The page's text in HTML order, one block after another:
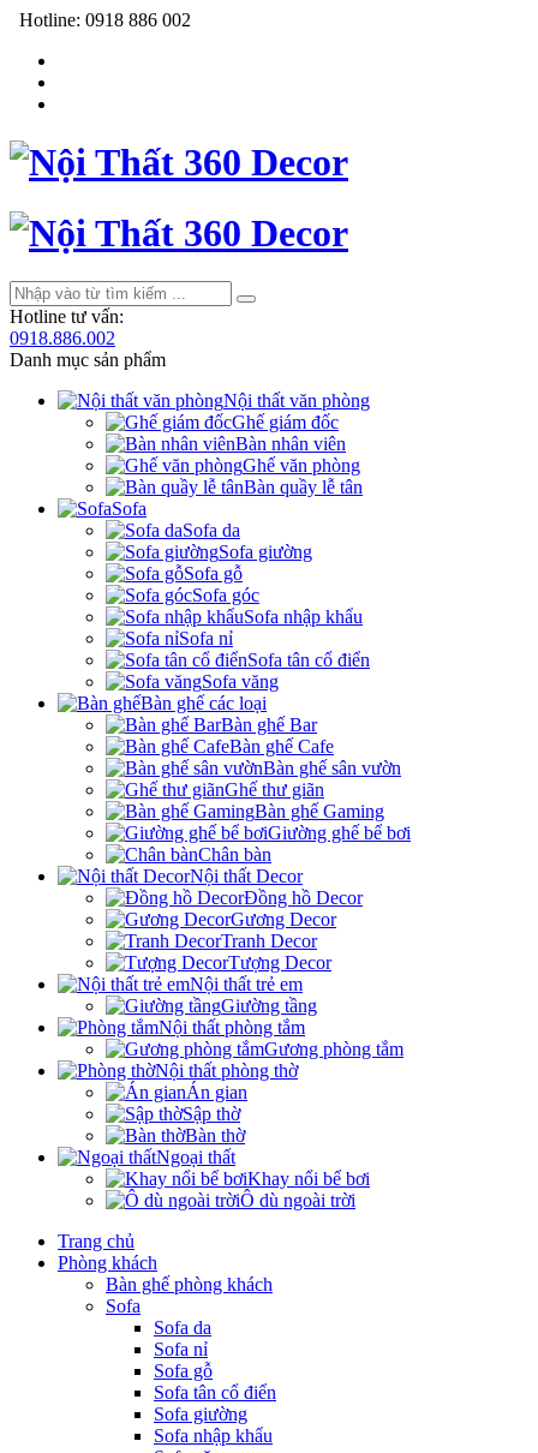
Hotline: 0918 886 002
Hotline tư vấn:
0918.886.002
Danh mục sản phẩm
Nội thất văn phòng
Ghế giám đốc
Bàn nhân viên
Ghế văn phòng
Bàn quầy lễ tân
Sofa
Sofa da
Sofa giường
Sofa gỗ
Sofa góc
Sofa nhập khẩu
Sofa nỉ
Sofa tân cổ điển
Sofa văng
Bàn ghế các loại
Bàn ghế Bar
Bàn ghế Cafe
Bàn ghế sân vườn
Ghế thư giãn
Bàn ghế Gaming
Giường ghế bể bơi
Chân bàn
Nội thất Decor
Đồng hồ Decor
Gương Decor
Tranh Decor
Tượng Decor
Nội thất trẻ em
Giường tầng
Nội thất phòng tắm
Gương phòng tắm
Nội thất phòng thờ
Án gian
Sập thờ
Bàn thờ
Ngoại thất
Khay nổi bể bơi
Ô dù ngoài trời
Trang chủ
Phòng khách
Bàn ghế phòng khách
Sofa
Sofa da
Sofa nỉ
Sofa gỗ
Sofa tân cổ điển
Sofa giường
Sofa nhập khẩu